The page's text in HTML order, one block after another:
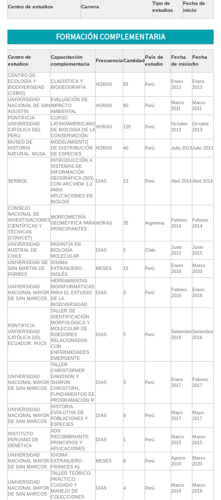
Centro de estudios Carrera
Tipo de
estudios
Fecha de
inicio
FORMACIÓN COMPLEMENTARIA
Centro de
estudios
Capacitación
complementaria
FrecuenciaCantidad
País de
estudio
Fecha
de inicio
Fecha
fin
CENTRO DE
ECOLOGÍA Y
BIODIVERSIDAD
(CEBIO)
CLADÍSTICA Y
BIOGEOGRAFÍA
HORAS 65 Perú
Enero
2013
Enero
2013
UNIVERSIDAD
NACIONAL DE SAN
AGUSTIN
EVALUACIÓN DE
IMPACTO
AMBIENTAL
HORAS 80 Perú
Marzo
2011
Marzo
2011
PONTIFICIA
UNIVERSIDAD
CATOLICA DEL
PERU
CURSO
LATINOAMERICANO
DE BIOLOGIA DE LA
CONSERVACIÓN
HORAS 120 Perú
Octubre
2013
Octubre
2013
MUSEO DE
HISTORIA
NATURAL- MUSA
MODELAMIENTO
DE DISTRIBUCIÓN
DE ESPECIES
HORAS 40 Perú Julio 2013Julio 2013
SERBIOL
INTRODUCCIÓN A
SISTEMAS DE
INFORMACIÓN
GEOGRÁFICA (SIG)
CON ARCVIEW 3.2
PARA
APLICACIONES EN
BIOLOGÍ
DIAS 13 Perú Abril 2014 Abril 2014
CONSEJO
NACIONAL DE
INVESTIGACIONES
CIENTÍFICAS Y
TÉCNICAS
(CONICET)
MORFOMETRÍA
GEOMÉTRICA PARA
PRINCIPIANTES
HORAS 35 Argentina
Febrero
2014
Febrero
2014
UNIVERSIDAD
AUSTRAL DE
CHILE
PASANTÍA EN
BIOLOGÍA
MOLECULAR
DIAS 5 Chile
Junio
2015
Junio
2015
UNIVERSIDAD DE
SAN MARTIN DE
PORRES
IDIOMA
EXTRANJERO -
INGLÉS
MESES 15 Perú
Enero
2019
Marzo
2020
UNIVERSIDAD
NACIONAL MAYOR
DE SAN MARCOS
HERRAMIENTAS
BIOINFORMÁTICAS
PARA EL ESTUDIO
DE LA
BIODIVERSIDAD
DIAS 3 Perú
Febrero
2016
Enero
2016
PONTIFICIA
UNIVERSIDAD
CATÓLICA DEL
ECUADOR, PUCE
TALLER DE
IDENTIFICACIÓN
MORFOLÓGICA Y
MOLECULAR DE
ROEDORES
RELACIONADOS
CON
ENFERMEDADES
EMERGENTE
DIAS 5 Perú
Setiembre
2016
Setiembre
2016
UNIVERSIDAD
NACIONAL MAYOR
DE SAN MARCOS
TALLER
CHRISTOPHER
DAVIDSON Y
SHARON
CHRISTOPH,
FUNDAMENTOS DE
PROGRAMACIÓN R
DIAS 3 Perú
Enero
2017
Febrero
2017
UNIVERSIDAD
NACIONAL MAYOR
DE SAN MARCOS
HISTORIA
EVOLUTIVA DE
POBLACIONES Y
ESPECIES
DIAS 9 Perú
Mayo
2017
Mayo
2017
INSTITUTO
PERUANO DE
GENÉTICA
ADN
RECOMBINANTE:
PRINCIPIOS Y
APLICACIONES
DIAS 1 Perú
Marzo
2015
Marzo
2015
UNIVERSIDAD
NACIONAL MAYOR
DE SAN MARCOS
IDIOMA
EXTRANJERO -
FRANCÉS A1
MESES 6 Perú
Agosto
2019
Marzo
2020
UNIVERSIDAD
NACIONAL MAYOR
DE SAN MARCOS
TALLER TEÓRICO-
PRÁCTICO:
CUIDADO Y
MANEJO DE
COLECCIONES
DIAS 4 Perú
Marzo
2018
Marzo
2018